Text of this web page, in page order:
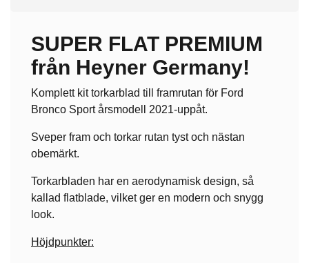
SUPER FLAT PREMIUM
från Heyner Germany!
Komplett kit torkarblad till framrutan för Ford
Bronco Sport årsmodell 2021-uppåt.
Sveper fram och torkar rutan tyst och nästan
obemärkt.
Torkarbladen har en aerodynamisk design, så
kallad flatblade, vilket ger en modern och snygg
look.
Höjdpunkter: